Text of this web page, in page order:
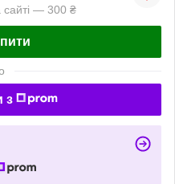
сайті — 300 ₴
з